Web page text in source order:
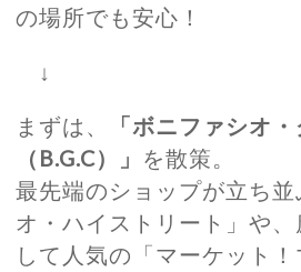
の場所でも安心！
↓
まずは、
「ボニファシオ
（B.G.C）」 を散策。
最先端のショップが立ち
オ・ハイストリート」や
して人気の「マーケット